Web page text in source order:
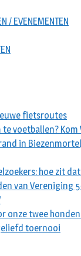
/ EVENEMENTEN
fietsroutes
voetballen?
in
hoe zit
van Vereniging
onze twee
toernooi